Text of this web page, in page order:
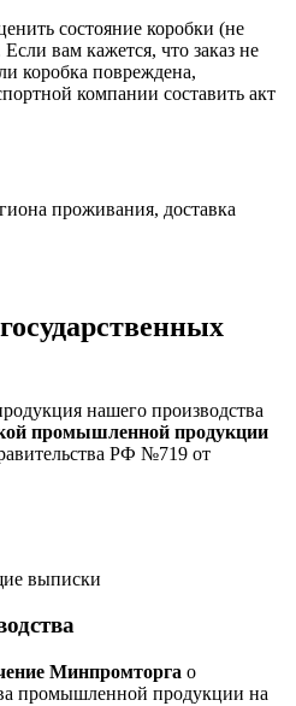
состояние коробки (не
вам кажется, что заказ не
коробка повреждена,
компании составить акт
проживания, доставка
нашего производства
промышленной продукции
РФ №719 от
выписки
Минпромторга о
промышленной продукции на